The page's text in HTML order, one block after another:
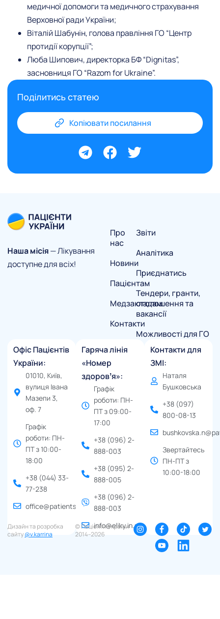
медичної допомоги та медичного страхування
Верховної ради України;
Віталій Шабунін, голова правління ГО “Центр
протидії корупції”;
Люба Шипович, директорка БФ “Dignitas”,
засновниця ГО “Razom for Ukraine”.
Поділитись статею
Копіювати посилання
Наша місія— Лікування
доступне для всіх!
Про
нас
Новини
Пацієнтам
Медзакладам
Контакти
Звіти
Аналітика
Приєднатись
Тендери, гранти,
оголошення та
вакансії
Можливості для ГО
Офіс Пацієнтів
України:
01010, Київ,
вулиця Івана
Мазепи 3,
оф. 7
Графік
роботи: ПН-
ПТ з 10:00-
18:00
+38 (044) 33-
77-238
office@patients.org.ua
Гаряча лінія
«Номер
здоровʼя»:
Графік
роботи: ПН-
ПТ з 09:00-
17:00
+38 (096) 2-
888-003
+38 (095) 2-
888-005
+38 (096) 2-
888-003
info@eliky.in.ua
Контакти для
ЗМІ:
Наталя
Бушковська
+38 (097)
800-08-13
Звертайтесь
ПН-ПТ з
10:00-18:00
Дизайн та розробка
сайту@v.karrina
© Пацієнти України ∙
2014–2026